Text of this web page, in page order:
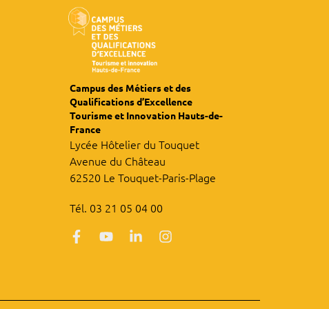
Campus des Métiers et des
Qualifications d’Excellence
Tourisme et Innovation Hauts-de-
France
Lycée Hôtelier du Touquet
Avenue du Château
62520 Le Touquet-Paris-Plage
Tél. 03 21 05 04 00